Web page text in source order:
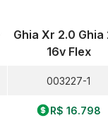
Ghia Xr 2.0 Ghia
16v Flex
003227-1
R$ 16.798